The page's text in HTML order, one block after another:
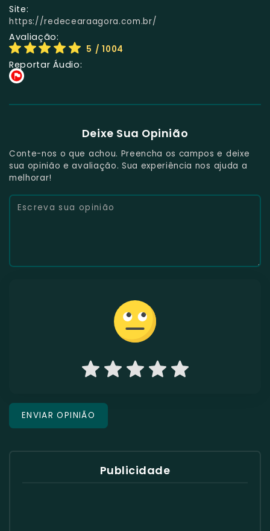
Site:
https://redecearaagora.com.br/
Avaliação:
5 / 1004
Reportar Áudio:
Deixe Sua Opinião
Conte-nos o que achou. Preencha os campos e deixe
sua opinião e avaliação. Sua experiência nos ajuda a
melhorar!
Publicidade